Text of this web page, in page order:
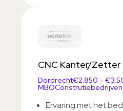
CNC Kanter/Zetter
Dordrecht€2.850 –
MBOConstrutiebedrijven
Ervaring met het